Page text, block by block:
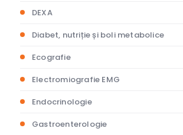
DEXA
Diabet, nutriție și boli metabolice
Ecografie
Electromiografie EMG
Endocrinologie
Gastroenterologie